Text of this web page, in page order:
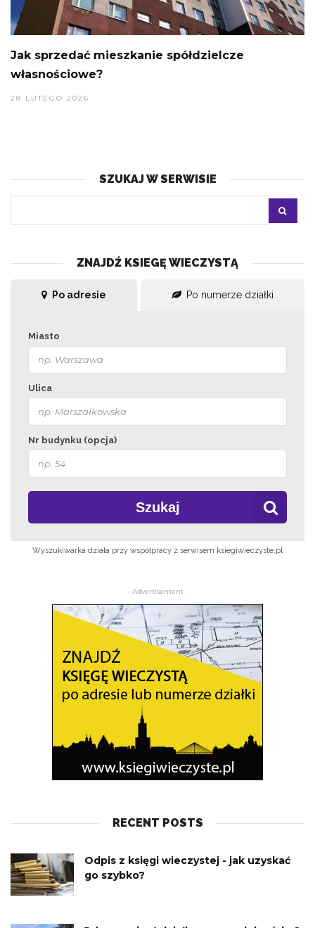
Jak sprzedać mieszkanie spółdzielcze
własnościowe?
28 LUTEGO 2026
SZUKAJ W SERWISIE
ZNAJDŹ KSIEGĘ WIECZYSTĄ
Po adresie Po numerze działki
Miasto
Ulica
Nr budynku (opcja)
Szukaj
Wyszukiwarka działa przy współpracy z serwisem ksiegiwieczyste.pl
- Advertisement -
RECENT POSTS
Odpis z księgi wieczystej - jak uzyskać
go szybko?